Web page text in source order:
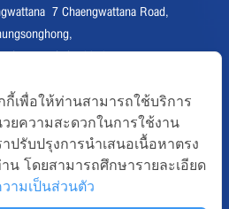
7 Chaengwattana Road,
Bangkok 10210
: 02 123 1234
:info@etda.or.th
กี้เพื่อให้ท่านสามารถใช้บริการ
ยความสะดวกในการใช้งาน
ปรับปรุงการนำเสนอเนื้อหาตรง
น โดยสามารถศึกษารายละเอียด
ามเป็นส่วนตัว